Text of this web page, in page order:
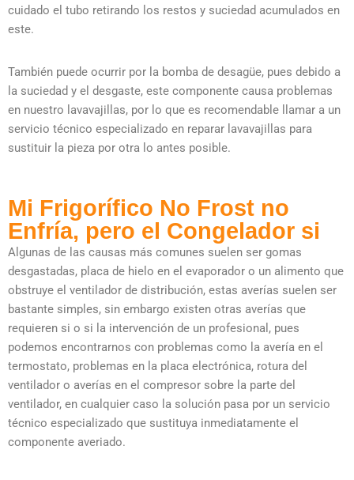
cuidado el tubo retirando los restos y suciedad acumulados en
este.
También puede ocurrir por la bomba de desagüe, pues debido a
la suciedad y el desgaste, este componente causa problemas
en nuestro lavavajillas, por lo que es recomendable llamar a un
servicio técnico especializado en reparar lavavajillas para
sustituir la pieza por otra lo antes posible.
Mi Frigorífico No Frost no
Enfría, pero el Congelador si
Algunas de las causas más comunes suelen ser gomas
desgastadas, placa de hielo en el evaporador o un alimento que
obstruye el ventilador de distribución, estas averías suelen ser
bastante simples, sin embargo existen otras averías que
requieren si o si la intervención de un profesional, pues
podemos encontrarnos con problemas como la avería en el
termostato, problemas en la placa electrónica, rotura del
ventilador o averías en el compresor sobre la parte del
ventilador, en cualquier caso la solución pasa por un servicio
técnico especializado que sustituya inmediatamente el
componente averiado.